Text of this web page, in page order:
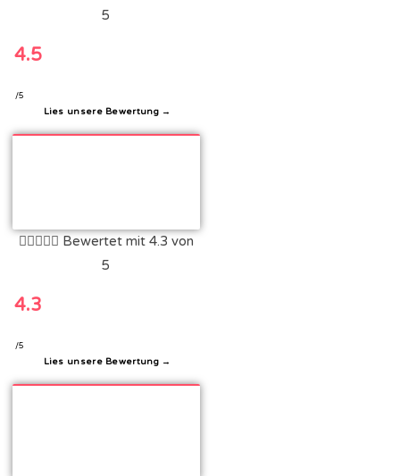
5
4.5
/5
Lies unsere Bewertung →
 Bewertet mit 4.3 von
5
4.3
/5
Lies unsere Bewertung →